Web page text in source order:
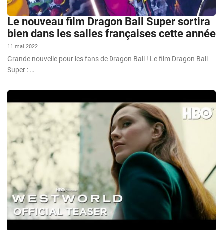
Le nouveau film Dragon Ball Super sortira
bien dans les salles françaises cette année
11 mai 2022
Grande nouvelle pour les fans de Dragon Ball ! Le film Dragon Ball
Super : …